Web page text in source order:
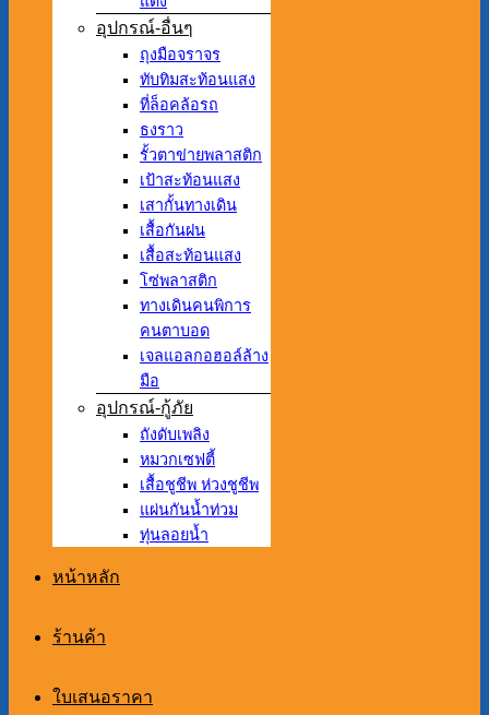
อุปกรณ์-อื่นๆ
ถุงมือจราจร
ทับทิมสะท้อนแสง
ที่ล็อคล้อรถ
ธงราว
รั้วตาข่ายพลาสติก
เป้าสะท้อนแสง
เสากั้นทางเดิน
เสื้อกันฝน
เสื้อสะท้อนแสง
โซ่พลาสติก
ทางเดินคนพิการ
คนตาบอด
เจลแอลกอฮอล์ล้าง
มือ
อุปกรณ์-กู้ภัย
ถังดับเพลิง
หมวกเซฟตี้
เสื้อชูชีพ ห่วงชูชีพ
แผ่นกันน้ำท่วม
ทุ่นลอยน้ำ
หน้าหลัก
ร้านค้า
ใบเสนอราคา